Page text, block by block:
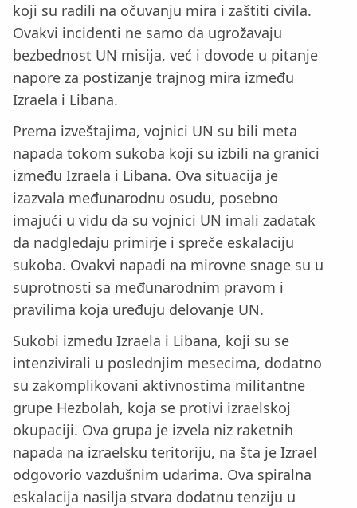
koji su radili na očuvanju mira i zaštiti civila.
Ovakvi incidenti ne samo da ugrožavaju
bezbednost UN misija, već i dovode u pitanje
napore za postizanje trajnog mira između
Izraela i Libana.
Prema izveštajima, vojnici UN su bili meta
napada tokom sukoba koji su izbili na granici
između Izraela i Libana. Ova situacija je
izazvala međunarodnu osudu, posebno
imajući u vidu da su vojnici UN imali zadatak
da nadgledaju primirje i spreče eskalaciju
sukoba. Ovakvi napadi na mirovne snage su u
suprotnosti sa međunarodnim pravom i
pravilima koja uređuju delovanje UN.
Sukobi između Izraela i Libana, koji su se
intenzivirali u poslednjim mesecima, dodatno
su zakomplikovani aktivnostima militantne
grupe Hezbolah, koja se protivi izraelskoj
okupaciji. Ova grupa je izvela niz raketnih
napada na izraelsku teritoriju, na šta je Izrael
odgovorio vazdušnim udarima. Ova spiralna
eskalacija nasilja stvara dodatnu tenziju u